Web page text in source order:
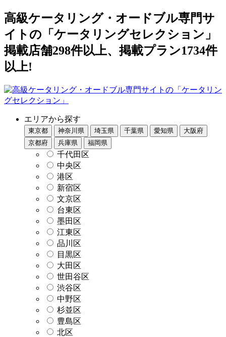
高級ケータリング・オードブル専門サ
イトの「ケータリングセレクション」
掲載店舗298件以上、掲載プラン1734件
以上!
エリアから探す
東京都 神奈川県 埼玉県 千葉県 愛知県
大阪府
京都府
兵庫県 福岡県
千代田区
中央区
港区
新宿区
文京区
台東区
墨田区
江東区
品川区
目黒区
大田区
世田谷区
渋谷区
中野区
杉並区
豊島区
北区